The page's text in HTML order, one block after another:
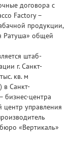
договора с
Factory –
продукции,
Ратуша» общей
штаб-
г. Санкт-
кв. м
в Санкт-
бизнес-центра
центр управления
«Вертикаль»